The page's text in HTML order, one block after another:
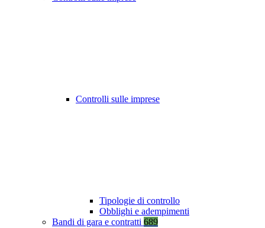
Controlli sulle imprese
Tipologie di controllo
Obblighi e adempimenti
Bandi di gara e contratti 689